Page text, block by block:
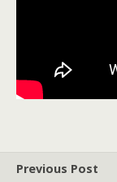
Previous Post